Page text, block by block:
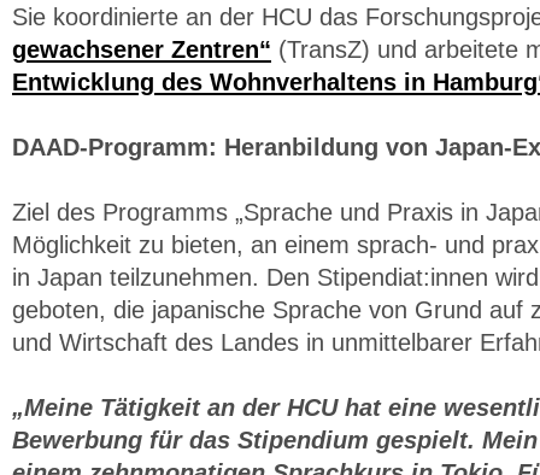
Sie koordinierte an der HCU das
gewachsener Zentren“ (TransZ) und arbeitete
Entwicklung des Wohnverhaltens in
DAAD-Programm: Heranbildung von Japan-
Ziel des Programms „Sprache und Praxis in
Möglichkeit zu bieten, an einem sprach- und
in Japan teilzunehmen. Den Stipendiat:innen
geboten, die japanische Sprache von Grund auf
und Wirtschaft des Landes in unmittelbarer
„Meine Tätigkeit an der HCU hat eine
Bewerbung für das Stipendium gespielt.